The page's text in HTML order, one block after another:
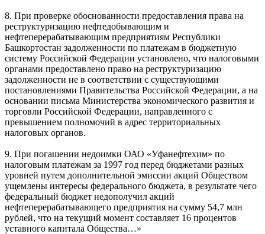
8. При проверке обоснованности предоставления права на
реструктуризацию нефтедобывающим и
нефтеперерабатывающим предприятиям Республики
Башкортостан задолженности по платежам в бюджетную
систему Российской Федерации установлено, что налоговыми
органами предоставлено право на реструктуризацию
задолженности не в соответствии с существующими
постановлениями Правительства Российской Федерации, а на
основании письма Министерства экономического развития и
торговли Российской Федерации, направленного с
превышением полномочий в адрес территориальных
налоговых органов.
9. При погашении недоимки ОАО «Уфанефтехим» по
налоговым платежам за 1997 год перед бюджетами разных
уровней путем дополнительной эмиссии акций Обществом
ущемлены интересы федерального бюджета, в результате чего
федеральный бюджет недополучил акций
нефтеперерабатывающего предприятия на сумму 54,7 млн
рублей, что на текущий момент составляет 16 процентов
уставного капитала Общества…»